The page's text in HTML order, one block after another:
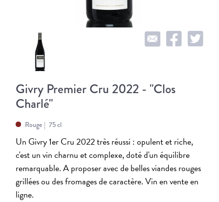
Givry Premier Cru 2022 - "Clos
Charlé"
Rouge 75 cl
Un Givry 1er Cru 2022 très réussi : opulent et riche,
c'est un vin charnu et complexe, doté d'un équilibre
remarquable. A proposer avec de belles viandes rouges
grillées ou des fromages de caractère. Vin en vente en
ligne.